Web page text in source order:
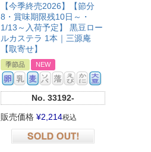
【今季終売2026】【節分
8・賞味期限残10日～・
1/13～入荷予定】 黒豆ロー
ルカステラ 1本｜三源庵
【取寄せ】
季節品 NEW
No. 33192-
販売価格 ¥2,214税込